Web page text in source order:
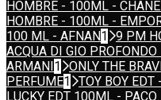
HOMBRE - 100ML -
HOMBRE - 100ML -
100 ML - AFNAN1 9 PM
ACQUA DI GIO
ARMANI 1
ONLY THE
PERFUME1 TOY BOY
LUCKY EDT 100ML -